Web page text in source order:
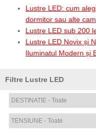
Lustre LED: cum
dormitor sau alte
Lustre LED sub 200
Lustre LED Novix și
Iluminatul Modern și
Filtre Lustre LED